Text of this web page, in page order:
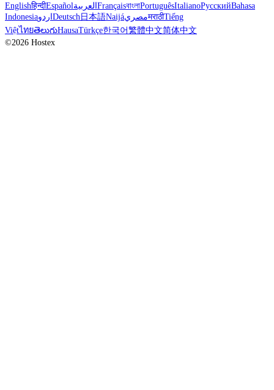
Englishहिन्दीEspañolالعربيةFrançaisবাংলাPortuguêsItalianoРусскийBahasa
IndonesiaاردوDeutsch日本語NaijáمصريमराठीTiếng
ViệtไทยతెలుగుHausaTürkçe한국어繁體中文简体中文
©2026 Hostex